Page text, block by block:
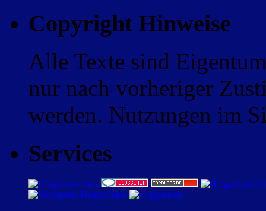
Copyright Hinweise
Alle Texte sind
nur nach vorheriger
werden. Nutzungen im
Services